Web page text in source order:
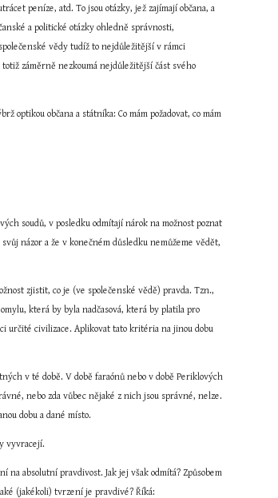
peníze, atd. To jsou otázky, jež zajímají občana, a
a politické otázky ohledně správnosti,
vědy tudíž to nejdůležitější v rámci
záměrně nezkoumá nejdůležitější část svého
optikou občana a státníka: Co mám požadovat, co mám
soudů, v posledku odmítají nárok na možnost poznat
názor a že v konečném důsledku nemůžeme vědět,
zjistit, co je (ve společenské vědě) pravda. Tzn.,
která by byla nadčasová, která by platila pro
určité civilizace. Aplikovat tato kritéria na jinou dobu
v té době. V době faraónů nebo v době Periklových
nebo zda vůbec nějaké z nich jsou správné, nelze.
dobu a dané místo.
vyvracejí.
absolutní pravdivost. Jak jej však odmítá? Způsobem
(jakékoli) tvrzení je pravdivé? Říká: